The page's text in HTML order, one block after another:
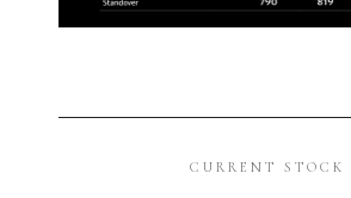
CURRENT STOCK